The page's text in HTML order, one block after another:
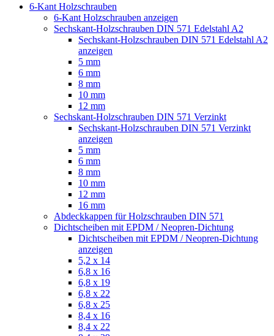
6-Kant Holzschrauben
6-Kant Holzschrauben anzeigen
Sechskant-Holzschrauben DIN 571 Edelstahl A2
Sechskant-Holzschrauben DIN 571 Edelstahl A2
anzeigen
5 mm
6 mm
8 mm
10 mm
12 mm
Sechskant-Holzschrauben DIN 571 Verzinkt
Sechskant-Holzschrauben DIN 571 Verzinkt
anzeigen
5 mm
6 mm
8 mm
10 mm
12 mm
16 mm
Abdeckkappen für Holzschrauben DIN 571
Dichtscheiben mit EPDM / Neopren-Dichtung
Dichtscheiben mit EPDM / Neopren-Dichtung
anzeigen
5,2 x 14
6,8 x 16
6,8 x 19
6,8 x 22
6,8 x 25
8,4 x 16
8,4 x 22